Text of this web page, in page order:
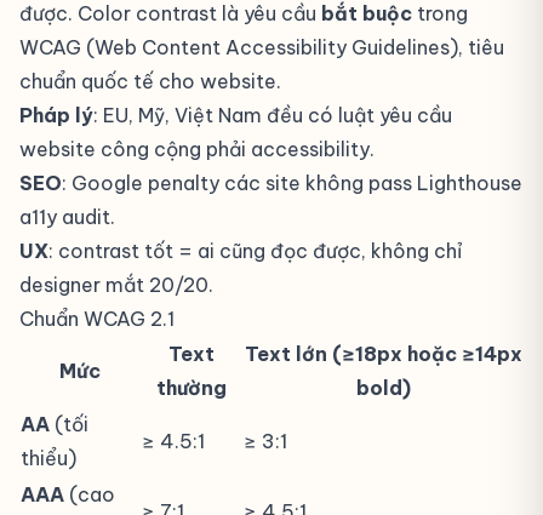
được. Color contrast là yêu cầu bắt buộc trong
WCAG (Web Content Accessibility Guidelines), tiêu
chuẩn quốc tế cho website.
Pháp lý: EU, Mỹ, Việt Nam đều có luật yêu cầu
website công cộng phải accessibility.
SEO: Google penalty các site không pass Lighthouse
a11y audit.
UX: contrast tốt = ai cũng đọc được, không chỉ
designer mắt 20/20.
Chuẩn WCAG 2.1
Mức
Text
thường
Text lớn (≥18px hoặc ≥14px
bold)
AA (tối
thiểu)
≥ 4.5:1 ≥ 3:1
AAA (cao